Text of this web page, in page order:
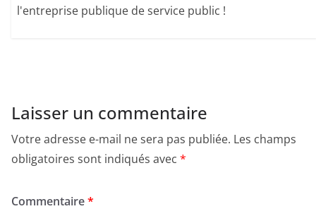
l'entreprise publique de service public !
Laisser un commentaire
Votre adresse e-mail ne sera pas publiée. Les champs
obligatoires sont indiqués avec *
Commentaire*